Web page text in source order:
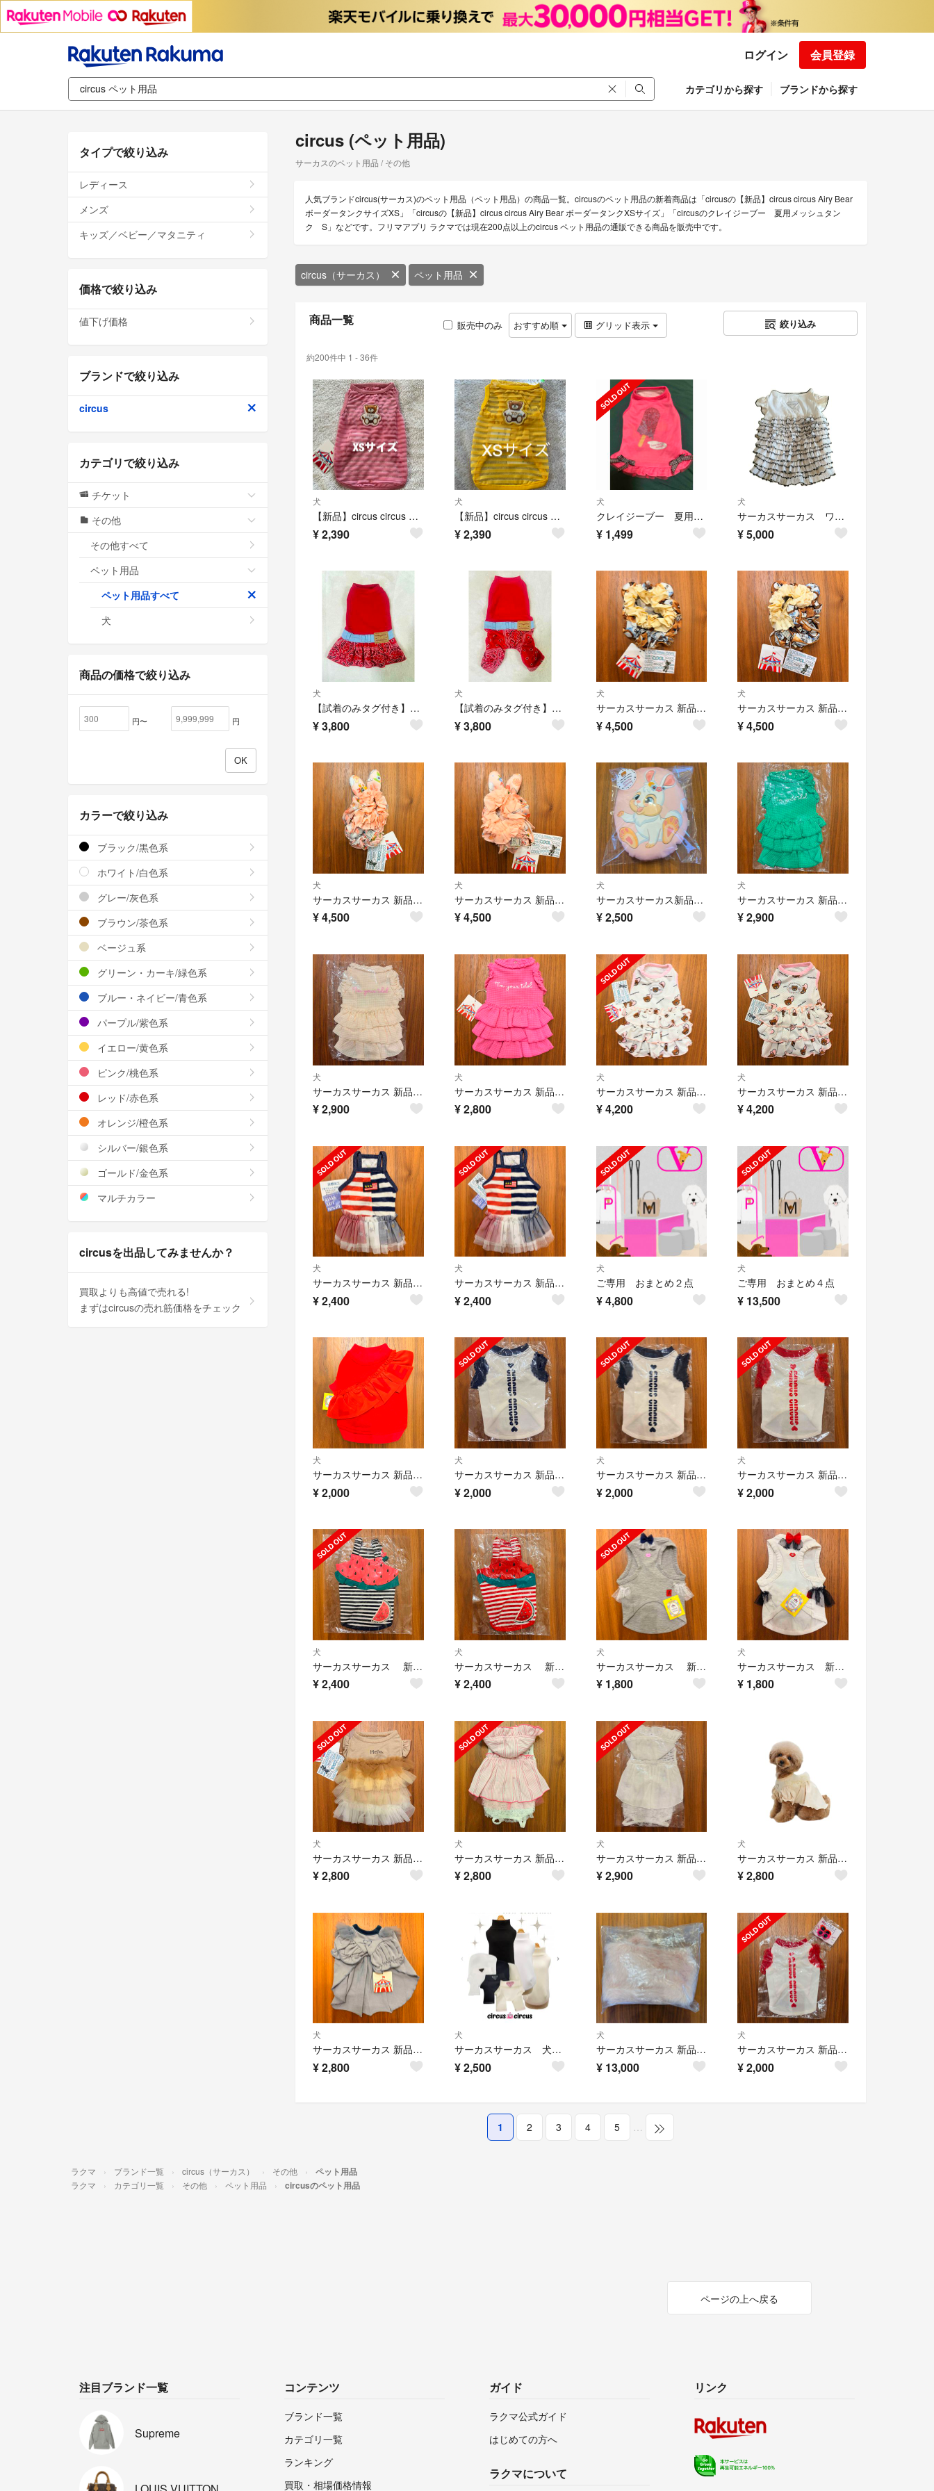
ログイン 会員登録
カテゴリから探す ブランドから探す
circus (ペット用品)
サーカスのペット用品 / その他
人気ブランドcircus(サーカス)のペット用品（ペット用品）の商品一覧。circusのペット用品の新着商品は「circusの【新品】circus circus Airy Bear
ボーダータンクサイズXS」「circusの【新品】circus circus Airy Bear ボーダータンクXSサイズ」「circusのクレイジーブー 夏用メッシュタン
ク S」などです。フリマアプリ ラクマでは現在200点以上のcircus ペット用品の通販できる商品を販売中です。
circus（サーカス） ペット用品
商品一覧 販売中のみ おすすめ順 グリッド表示 絞り込み
約200件中 1 - 36件
犬
【新品】circus circus Airy Bear ボーダータンクサイズXS
¥2,390
犬
【新品】circus circus Airy Bear ボーダータンクXSサイズ
¥2,390
犬
クレイジーブー 夏用メッシュタンク S
¥ 1,499
犬
サーカスサーカス ワンピース
¥5,000
犬
【試着のみタグ付き】犬用 OP CIRCUS CIRCUS（サーカスサーカス）
¥3,800
犬
【試着のみタグ付き】CIRCUS CIRCUS 犬用 オールインワン Ｓサイズ
¥3,800
犬
サーカスサーカス 新品タグ付き 冷んやりCOOL TOY BearスヌードS②
¥4,500
犬
サーカスサーカス 新品タグ付き 冷んやりCOOL TOY BearスヌードS①
¥4,500
犬
サーカスサーカス 新品タグ付き 冷んやりCOOL TOYBunnyスヌードS②
¥4,500
犬
サーカスサーカス 新品タグ付き 冷んやりCOOL TOY Bunnyスヌード①
¥4,500
犬
サーカスサーカス新品未開封ノベルティ 冷んやりCOOL TOY Bunnyピロー
¥2,500
犬
サーカスサーカス 新品タグ付き未開封 idolワンピースXS
¥2,900
犬
サーカスサーカス 新品タグ付き未開封 idolワンピースXS
¥2,900
犬
サーカスサーカス 新品タグ付き idolワンピースXS
¥2,800
犬
サーカスサーカス 新品タグ付涼感加工COOL ハートベア♡メッシュワンピXS②
¥4,200
犬
サーカスサーカス 新品タグ付涼感加工COOL ハートベア♡メッシュワンピXS①
¥4,200
犬
サーカスサーカス 新品タグ付き 涼感加工COOL デニムチュールワンピXXS
¥2,400
犬
サーカスサーカス 新品タグ付き 涼感加工COOL デニムチュールワンピースXS
¥2,400
犬
ご専用 おまとめ２点
¥4,800
犬
ご専用 おまとめ４点
¥ 13,500
犬
サーカスサーカス 新品タグ付き ラブ♡スウェット XS
¥2,000
犬
サーカスサーカス 新品未使用タグ付き未試着未開封 限定チュールトップス XS②
¥2,000
犬
サーカスサーカス 新品未使用タグ付き未試着未開封 限定チュールトップスXS①
¥2,000
犬
サーカスサーカス 新品未使用タグ付き 未試着未開封 限定チュールトップス XS
¥2,000
犬
サーカスサーカス 新品タグ付き未開封 涼感加工 スイカタンク XS ②
¥2,400
犬
サーカスサーカス 新品タグ付き未開封 涼感加工 スイカタンク XXS
¥2,400
犬
サーカスサーカス 新品タグ付き 涼感加工 chu-chu girlタンクXS
¥ 1,800
犬
サーカスサーカス 新品タグ付き 涼感加工 chu-chu girlタンクXXS
¥ 1,800
犬
サーカスサーカス 新品タグ付き 涼感加工 チュールワンピースXXS
¥2,800
犬
サーカスサーカス 新品未使用 涼感加工Sweet Baby ロンパースXS
¥2,800
犬
サーカスサーカス 新品タグ付未開封 涼感加工Sweet Baby ロンパースXS
¥2,900
犬
サーカスサーカス 新品未使用タグ付き ベビードール♡ワンピースXS
¥2,800
犬
サーカスサーカス 新品タグ付き ベビードール♡ワンピースXS
¥2,800
犬
サーカスサーカス 犬服 chic T
¥2,500
犬
サーカスサーカス 新品タグ付き グリッターファーキャリーバッグ
¥ 13,000
犬
サーカスサーカス 新品タグ付き未開封 限定チュールトップス&バレッタセット
¥2,000
1 2 3 4 5 …
タイプで絞り込み
レディース
メンズ
キッズ／ベビー／マタニティ
価格で絞り込み
値下げ価格
ブランドで絞り込み
circus
カテゴリで絞り込み
チケット
その他
その他すべて
ペット用品
ペット用品すべて
犬
商品の価格で絞り込み
円〜 円
カラーで絞り込み
ブラック/黒色系
ホワイト/白色系
グレー/灰色系
ブラウン/茶色系
ベージュ系
グリーン・カーキ/緑色系
ブルー・ネイビー/青色系
パープル/紫色系
イエロー/黄色系
ピンク/桃色系
レッド/赤色系
オレンジ/橙色系
シルバー/銀色系
ゴールド/金色系
マルチカラー
circusを出品してみませんか？
買取よりも高値で売れる!
まずはcircusの売れ筋価格をチェック
ラクマ ブランド一覧 circus（サーカス） その他 ペット用品
ラクマ カテゴリ一覧 その他 ペット用品 circusのペット用品
ページの上へ戻る
注目ブランド一覧
Supreme
コンテンツ
ブランド一覧
カテゴリ一覧
ランキング
買取・相場価格情報
ガイド
ラクマ公式ガイド
はじめての方へ
ラクマについて
リンク